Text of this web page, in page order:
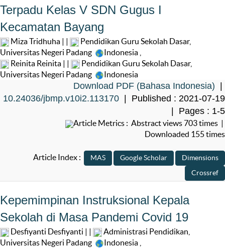
Terpadu Kelas V SDN Gugus I
Kecamatan Bayang
Miza Tridhuha | |
Pendidikan Guru Sekolah Dasar,
Universitas Negeri Padang
Indonesia
Reinita Reinita | |
Pendidikan Guru Sekolah Dasar,
Universitas Negeri Padang
Indonesia
Download PDF (Bahasa Indonesia) |
10.24036/jbmp.v10i2.113170 | Published : 2021-07-19
| Pages : 1-5
Article Metrics : Abstract views 703 times |
Downloaded 155 times
Article Index :
Kepemimpinan Instruksional Kepala
Sekolah di Masa Pandemi Covid 19
Desfiyanti Desfiyanti | |
Administrasi Pendidikan,
Universitas Negeri Padang
Indonesia